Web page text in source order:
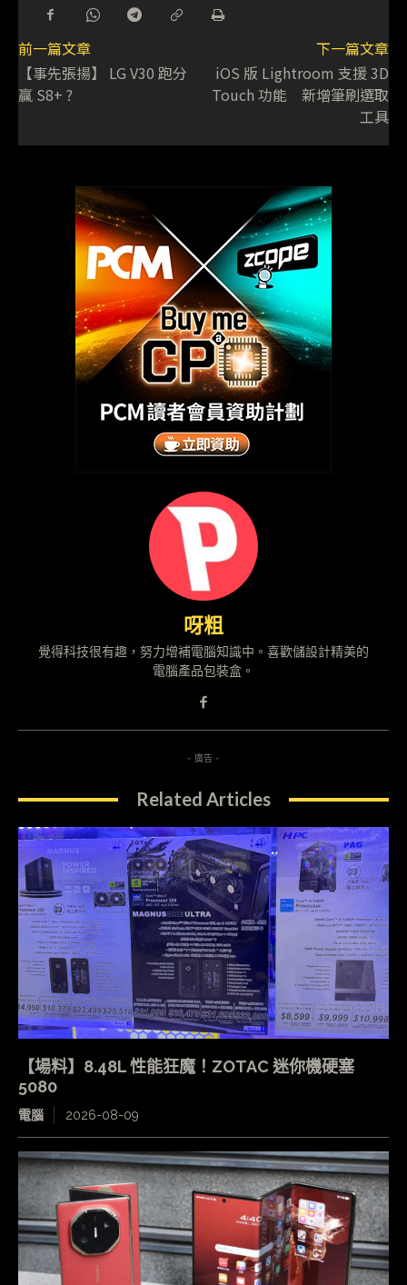
前一篇文章
【事先張揚】 LG V30 跑分
贏 S8+ ?
下一篇文章
iOS 版 Lightroom 支援 3D
Touch 功能 新增筆刷選取
工具
呀粗
覺得科技很有趣，努力增補電腦知識中。喜歡儲設計精美的
電腦產品包裝盒。
- 廣告 -
Related Articles
【場料】8.48L 性能狂魔！ZOTAC 迷你機硬塞
5080
電腦 2026-08-09